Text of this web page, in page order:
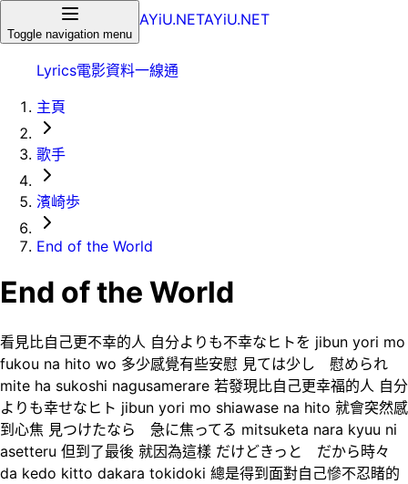
Toggle navigation menu
AYiU.NETAYiU.NET
Lyrics電影資料一線通
主頁
歌手
濱崎歩
End of the World
End of the World
看見比自己更不幸的人 自分よりも不幸なヒトを jibun yori mo
fukou na hito wo 多少感覺有些安慰 見ては少し 慰められ
mite ha sukoshi nagusamerare 若發現比自己更幸福的人 自分
よりも幸せなヒト jibun yori mo shiawase na hito 就會突然感
到心焦 見つけたなら 急に焦ってる mitsuketa nara kyuu ni
asetteru 但到了最後 就因為這樣 だけどきっと だから時々
da kedo kitto dakara tokidoki 總是得到面對自己慘不忍睹的